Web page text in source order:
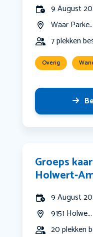
9 August
Waar Parke...
7 plekken
Overig
Groeps
Holwert-
9 August
9151 Holwe...
20 plekken